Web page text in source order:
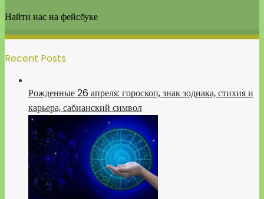
Найти нас на фейсбуке
Recent Posts
Рожденные 26 апреля: гороскоп, знак зодиака, стихия и
карьера, сабианский символ